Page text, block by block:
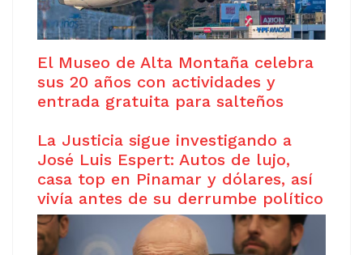
El Museo de Alta Montaña celebra
sus 20 años con actividades y
entrada gratuita para salteños
La Justicia sigue investigando a
José Luis Espert: Autos de lujo,
casa top en Pinamar y dólares, así
vivía antes de su derrumbe político